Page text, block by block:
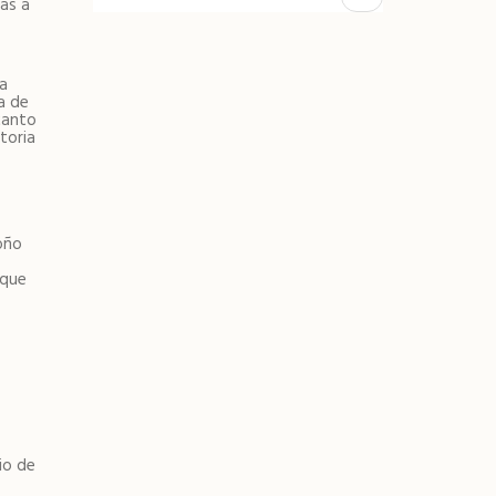
a
de
de
Seguinte